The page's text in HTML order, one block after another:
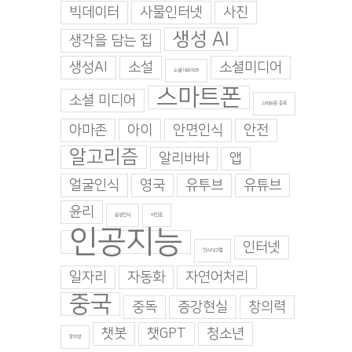
0 댓글
빅데이터 사물인터넷
사진
생각을 담는 집
생성 AI
생성AI 소설 소셜 네트워크 소셜미디어
소셜 미디어 스마트폰 스마트폰 중독
아마존 아이 안면인식 안전
알고리즘 알리바바
앱
얼굴인식
영국 유투브
유튜브
윤리
음성인식 이인준
인공지능 인스타그램
인터넷
일자리
자동화 자연어처리
중국 중독 증강현실 창의력
창의성 챗봇 챗GPT 청소년